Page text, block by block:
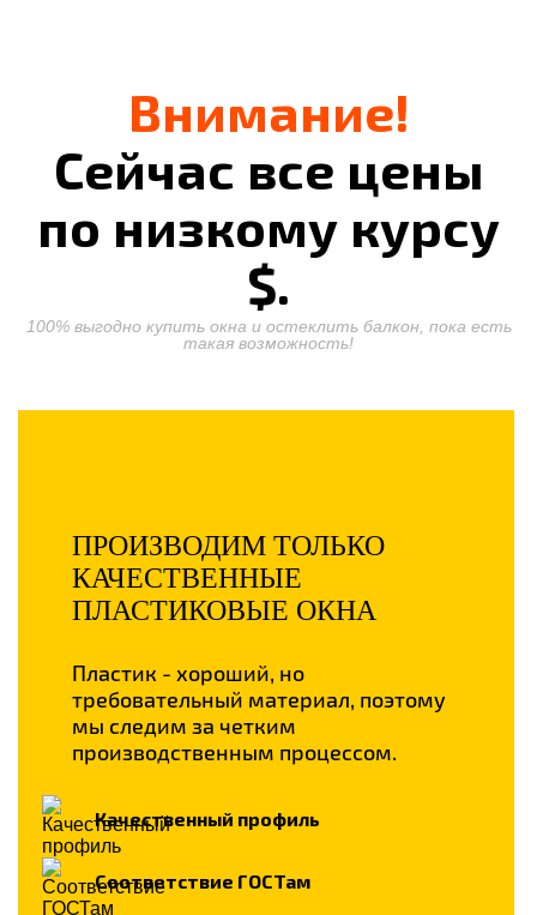
Внимание!
Сейчас все цены
по низкому курсу
$.
100% выгодно купить окна и остеклить балкон, пока есть
такая возможность!
ПРОИЗВОДИМ ТОЛЬКО
КАЧЕСТВЕННЫЕ
ПЛАСТИКОВЫЕ ОКНА
Пластик - хороший, но
требовательный материал, поэтому
мы следим за четким
производственным процессом.
Качественный профиль
Соответствие ГОСТам